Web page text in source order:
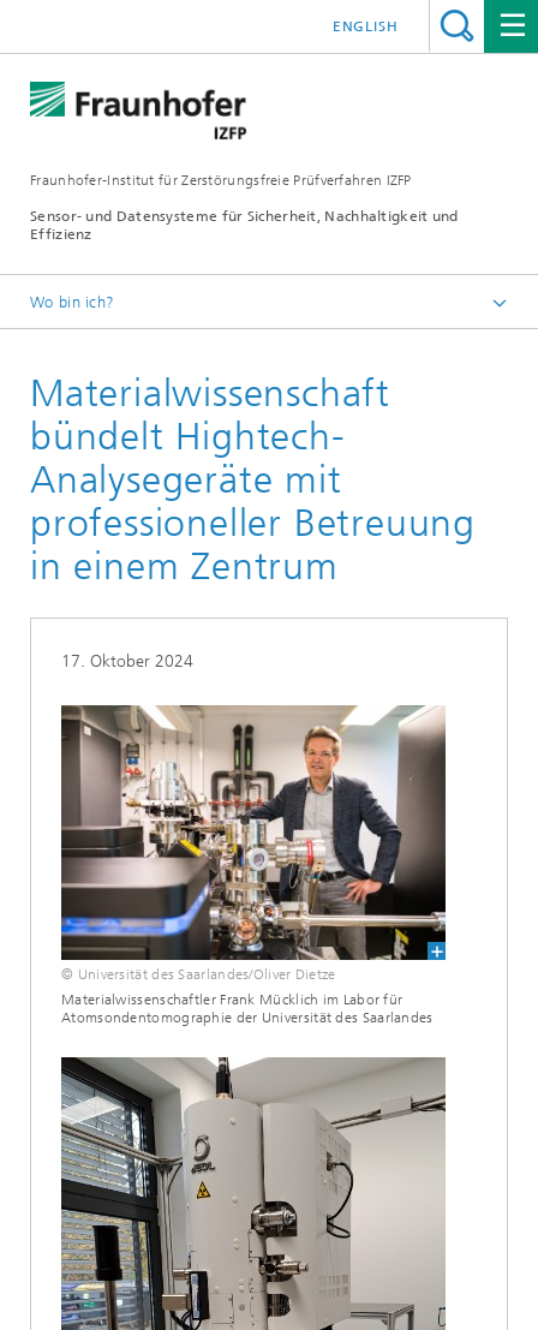
Fraunhofer-Institut für Zerstörungsfreie Prüfverfahren IZFP
Sensor- und Datensysteme für Sicherheit, Nachhaltigkeit und
Effizienz
ENGLISH
Wo bin ich?
Presse
Presseinformationen
Materialwissenschaft
bündelt Hightech-
Analysegeräte mit
professioneller Betreuung
in einem Zentrum
17. Oktober 2024
© Universität des Saarlandes/Oliver Dietze
Materialwissenschaftler Frank Mücklich im Labor für
Atomsondentomographie der Universität des Saarlandes